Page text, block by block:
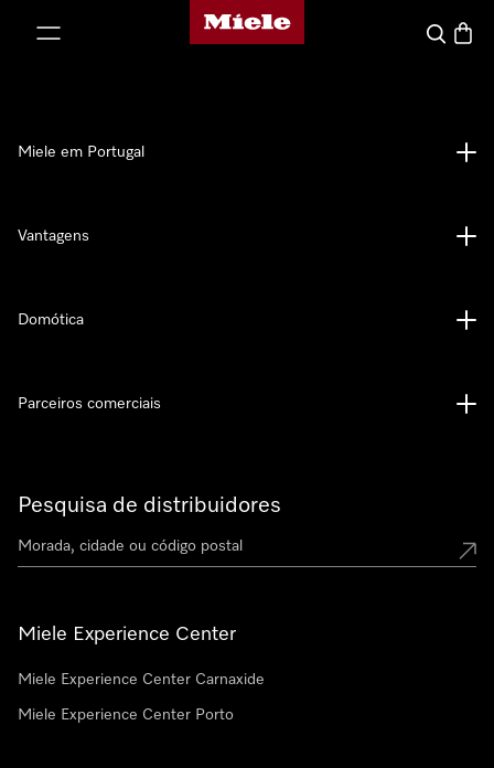
Página principal da Miele
Pesquisa
Pesquisa de distribuidores
Miele Experience Center
Miele Experience Center Carnaxide
Miele Experience Center Porto
Miele em Portugal
Vantagens
Domótica
Parceiros comerciais